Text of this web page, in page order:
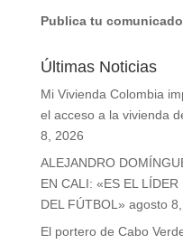
Publica tu
Últimas Noticias
Mi Vivienda Colombia
el acceso a la vivienda
8, 2026
ALEJANDRO
EN CALI: «ES EL
DEL FÚTBOL» agosto
El portero de Cabo